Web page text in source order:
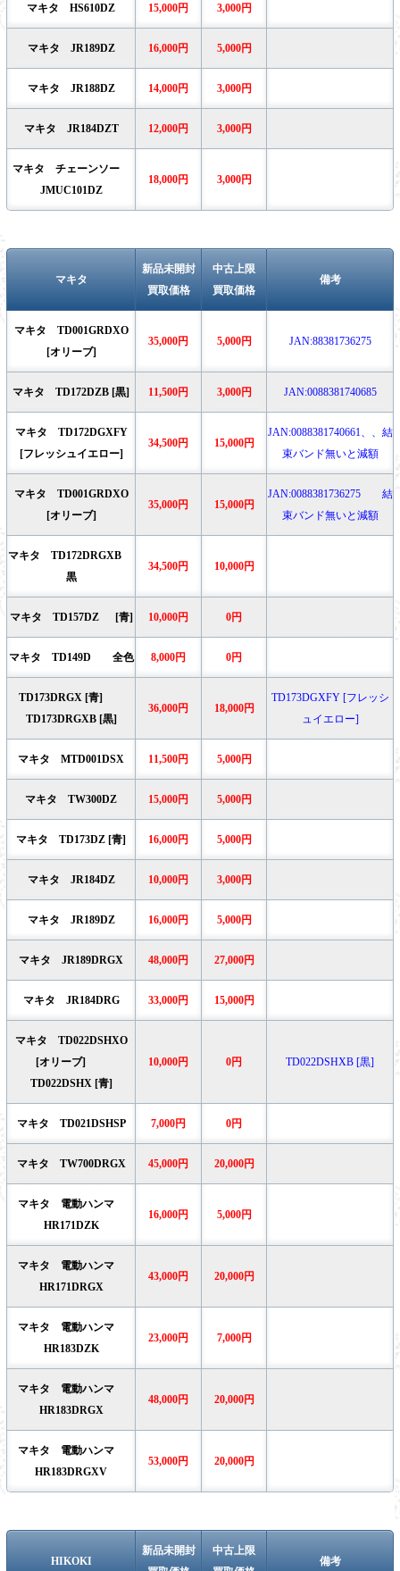
マキタ HS610DZ 15,000円 3,000円
マキタ JR189DZ 16,000円 5,000円
マキタ JR188DZ 14,000円 3,000円
マキタ JR184DZT 12,000円 3,000円
マキタ チェーンソー
JMUC101DZ
18,000円 3,000円
マキタ
新品未開封
買取価格
中古上限
買取価格
備考
マキタ TD001GRDXO
[オリーブ]
35,000円 5,000円 JAN:88381736275
マキタ TD172DZB [黒] 11,500円 3,000円 JAN:0088381740685
マキタ TD172DGXFY
[フレッシュイエロー]
34,500円 15,000円
JAN:0088381740661、、結
束バンド無いと減額
マキタ TD001GRDXO
[オリーブ]
35,000円 15,000円
JAN:0088381736275 結
束バンド無いと減額
マキタ TD172DRGXB
黒
34,500円 10,000円
マキタ TD157DZ [青] 10,000円 0円
マキタ TD149D 全色 8,000円 0円
TD173DRGX [青]
TD173DRGXB [黒]
36,000円 18,000円
TD173DGXFY [フレッシ
ュイエロー]
マキタ MTD001DSX 11,500円 5,000円
マキタ TW300DZ 15,000円 5,000円
マキタ TD173DZ [青] 16,000円 5,000円
マキタ JR184DZ 10,000円 3,000円
マキタ JR189DZ 16,000円 5,000円
マキタ JR189DRGX 48,000円 27,000円
マキタ JR184DRG 33,000円 15,000円
マキタ TD022DSHXO
[オリーブ]
TD022DSHX [青]
10,000円 0円 TD022DSHXB [黒]
マキタ TD021DSHSP 7,000円 0円
マキタ TW700DRGX 45,000円 20,000円
マキタ 電動ハンマ
HR171DZK
16,000円 5,000円
マキタ 電動ハンマ
HR171DRGX
43,000円 20,000円
マキタ 電動ハンマ
HR183DZK
23,000円 7,000円
マキタ 電動ハンマ
HR183DRGX
48,000円 20,000円
マキタ 電動ハンマ
HR183DRGXV
53,000円 20,000円
HIKOKI
新品未開封
中古上限
備考